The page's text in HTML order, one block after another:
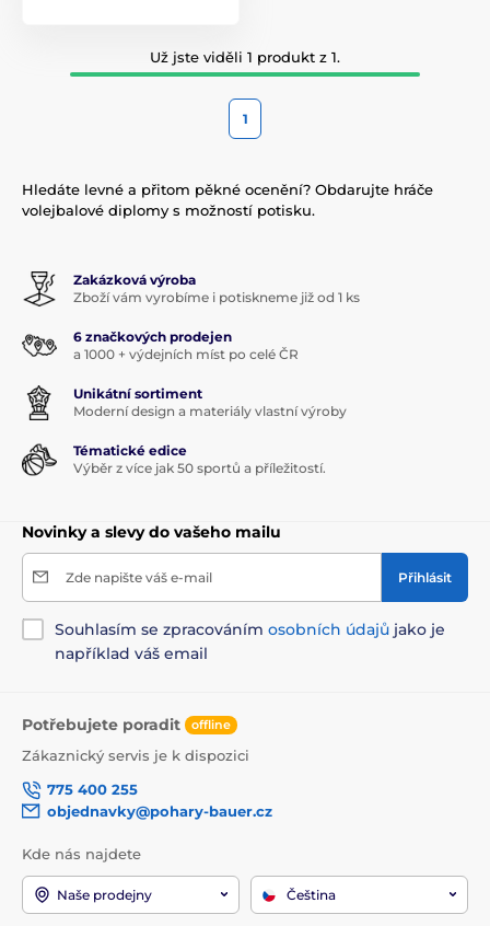
Už jste viděli 1 produkt z 1.
1
Hledáte levné a přitom pěkné ocenění? Obdarujte hráče
volejbalové diplomy s možností potisku.
Zakázková výroba
Zboží vám vyrobíme i potiskneme již od 1 ks
6 značkových prodejen
a 1000 + výdejních míst po celé ČR
Unikátní sortiment
Moderní design a materiály vlastní výroby
Tématické edice
Výběr z více jak 50 sportů a příležitostí.
Novinky a slevy do vašeho mailu
Zde napište váš e-mail Přihlásit
Souhlasím se zpracováním osobních údajů jako je
například váš email
Potřebujete poradit offline
Zákaznický servis je k dispozici
775 400 255
objednavky@pohary-bauer.cz
Kde nás najdete
Naše prodejny Čeština